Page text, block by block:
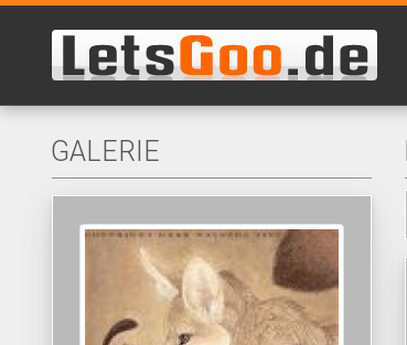
GALERIE